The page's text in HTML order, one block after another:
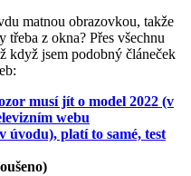
matnou obrazovkou, takže
z okna? Přes všechnu
když jsem podobný článeček
musí jít o model 2022 (v
webu
úvodu), platí to samé, test